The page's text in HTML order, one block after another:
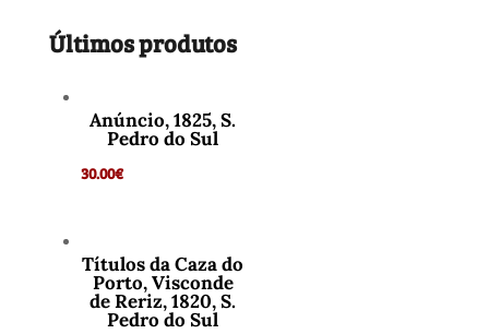
Últimos produtos
Anúncio, 1825, S.
Pedro do Sul
30.00€
Títulos da Caza do
Porto, Visconde
de Reriz, 1820, S.
Pedro do Sul